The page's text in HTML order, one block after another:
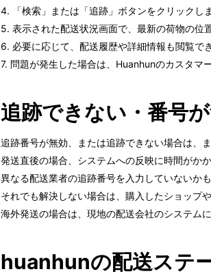
4. 「検索」または「追跡」ボタンをクリックしま
5. 表示された配送状況画面で、最新の荷物の位
6. 必要に応じて、配送履歴や詳細情報も閲覧でき
7. 問題が発生した場合は、Huanhunのカスタマ
追跡できない・番号
追跡番号が無効、または追跡できない場合は、
発送直後の場合、システムへの反映に時間がか
異なる配送業者の追跡番号を入力していないか
それでも解決しない場合は、購入したショップ
海外発送の場合は、現地の配送会社のシステム
huanhunの配送ステ